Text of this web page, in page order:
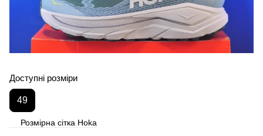
Доступні розміри
49
Розмірна сітка Hoka